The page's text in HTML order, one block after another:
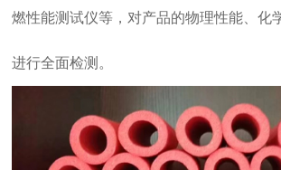
燃性能测试仪等，对产品的物理性能、化
进行全面检测。